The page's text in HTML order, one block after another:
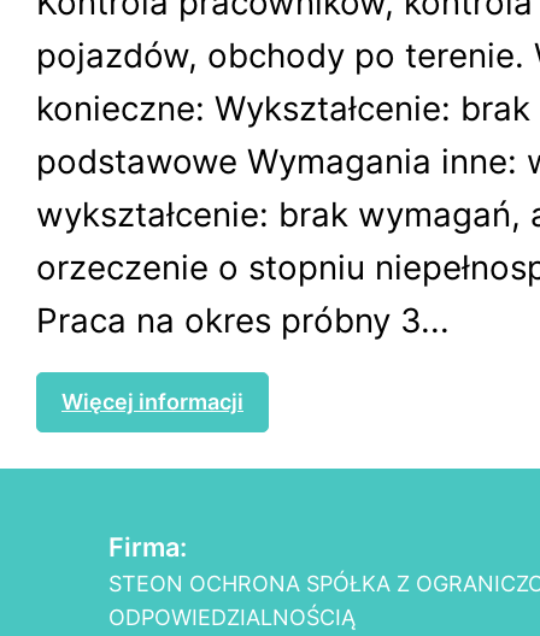
pojazdów, obchody po terenie.
konieczne: Wykształcenie: brak
podstawowe Wymagania inne:
wykształcenie: brak wymagań,
orzeczenie o stopniu
Praca na okres próbny 3...
Więcej informacji
Firma:
STEON OCHRONA SPÓŁKA Z
ODPOWIEDZIALNOŚCIĄ